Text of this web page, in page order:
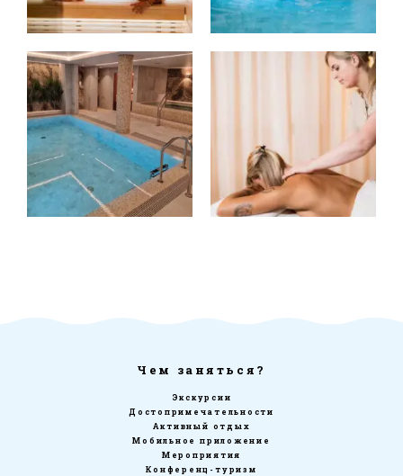
Чем заняться?
Экскурсии
Достопримечательности
Активный отдых
Мобильное приложение
Мероприятия
Конференц-туризм